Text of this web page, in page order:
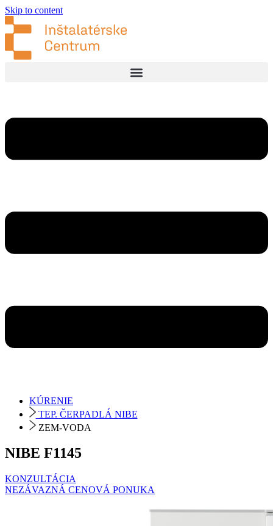
Skip to content
KÚRENIE
TEP. ČERPADLÁ NIBE
ZEM-VODA
NIBE F1145
KONZULTÁCIA
NEZÁVAZNÁ CENOVÁ PONUKA